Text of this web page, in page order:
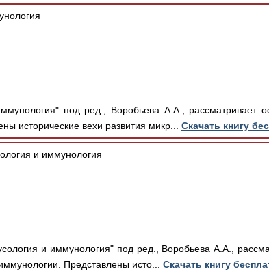
под ред., Воробьева А.А., рассматривает
исторические вехи развития микр... Скачать книгу
и иммунология
и иммунология" под ред., Воробьева А.А.,
Представлены исто... Скачать книгу